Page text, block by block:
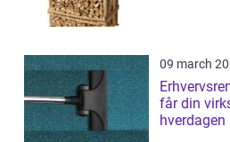
09 march
får din
hverdagen